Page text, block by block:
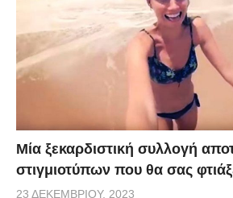
Μία ξεκαρδιστική συλλογή
στιγμιοτύπων που θα σας
23 ΔΕΚΕΜΒΡΊΟΥ, 2023